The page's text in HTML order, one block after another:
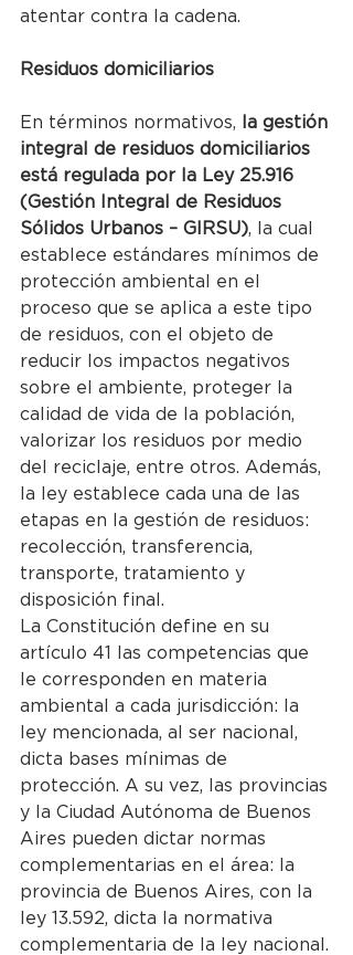
atentar contra la cadena.
Residuos domiciliarios
En términos normativos, la gestión
integral de residuos domiciliarios
está regulada por la Ley 25.916
(Gestión Integral de Residuos
Sólidos Urbanos – GIRSU), la cual
establece estándares mínimos de
protección ambiental en el
proceso que se aplica a este tipo
de residuos, con el objeto de
reducir los impactos negativos
sobre el ambiente, proteger la
calidad de vida de la población,
valorizar los residuos por medio
del reciclaje, entre otros. Además,
la ley establece cada una de las
etapas en la gestión de residuos:
recolección, transferencia,
transporte, tratamiento y
disposición final.
La Constitución define en su
artículo 41 las competencias que
le corresponden en materia
ambiental a cada jurisdicción: la
ley mencionada, al ser nacional,
dicta bases mínimas de
protección. A su vez, las provincias
y la Ciudad Autónoma de Buenos
Aires pueden dictar normas
complementarias en el área: la
provincia de Buenos Aires, con la
ley 13.592, dicta la normativa
complementaria de la ley nacional.